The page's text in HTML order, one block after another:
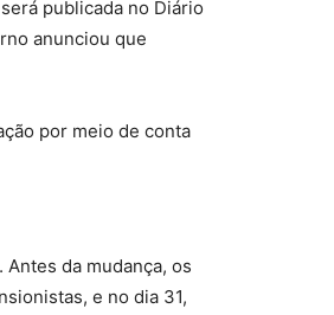
publicada no Diário
anunciou que
por meio de conta
da mudança, os
e no dia 31,